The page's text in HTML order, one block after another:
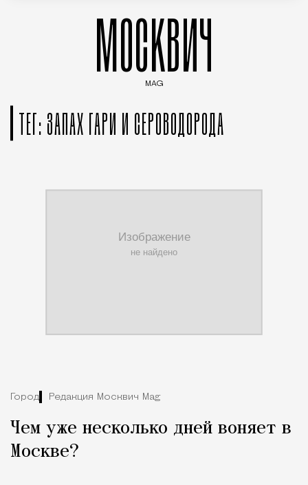
МОСКВИЧ
MAG
ТЕГ: ЗАПАХ ГАРИ И СЕРОВОДОРОДА
Город Редакция Москвич Mag
Чем уже несколько дней воняет в
Москве?